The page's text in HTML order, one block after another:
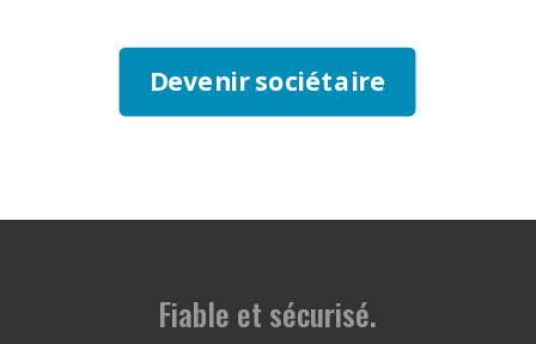
Devenir sociétaire
Fiable et sécurisé.